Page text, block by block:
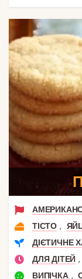
ТІСТО ,
ДІЄТИЧНЕ
ДЛЯ ДІТЕЙ ,
ВИПІЧКА ,